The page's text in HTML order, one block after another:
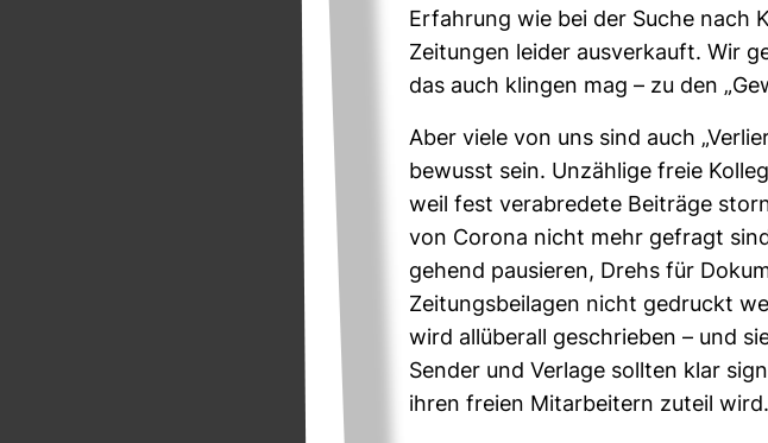
Erfah­rung wie bei der Suche nach
Zei­tungen leider aus­ver­kauft. Wir
das auch klingen mag – zu den
Aber viele von uns sind auch
bewusst sein. Unzäh­lige freie
weil fest ver­ab­re­dete Bei­träge
von Corona nicht mehr gefragt
ge­hend pau­sieren, Drehs für
Zei­tungs­bei­lagen nicht gedruckt
wird all­überall geschrieben – und
Sender und Ver­lage sollten klar
ihren freien Mit­ar­bei­tern zuteil wird.